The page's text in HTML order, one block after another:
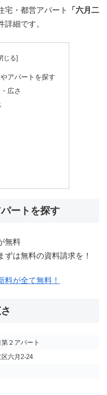
宅・都営アパート
「六月二
詳細です。
アパートを探す
広さ
ートを探す
無料
は無料の資料請求を！
料が全て無料！
２アパート
六月2-24